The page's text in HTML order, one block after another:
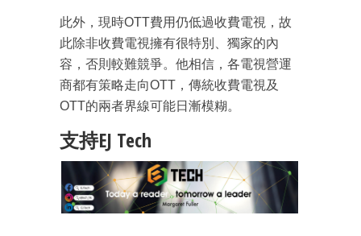
此外，現時OTT費用仍低過收費電視，故
此除非收費電視擁有很特別、獨家的內
容，否則較難競爭。他相信，各電視營運
商都有策略走向OTT，傳統收費電視及
OTT的兩者界線可能日漸模糊。
支持EJ Tech